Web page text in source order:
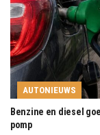
AUTONIEUWS
Benzine en diesel
pomp